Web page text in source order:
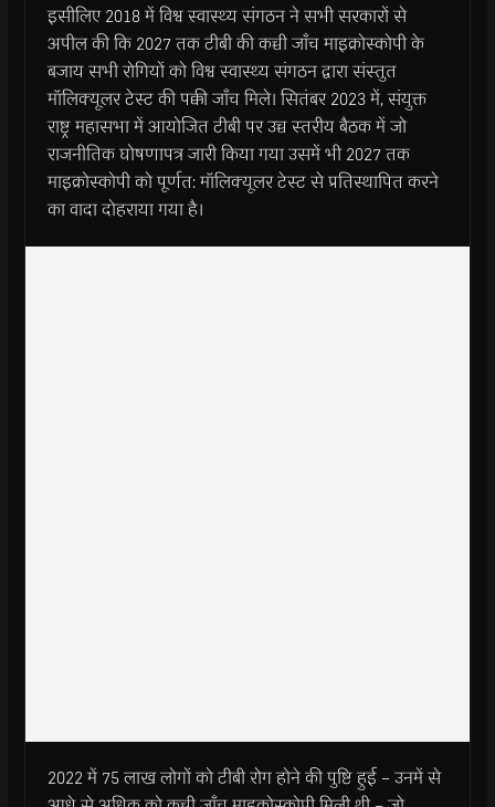
इसीलिए 2018 में विश्व स्वास्थ्य संगठन ने सभी सरकारों से
अपील की कि 2027 तक टीबी की कच्ची जाँच माइक्रोस्कोपी के
बजाय सभी रोगियों को विश्व स्वास्थ्य संगठन द्वारा संस्तुत
मॉलिक्यूलर टेस्ट की पक्की जाँच मिले। सितंबर 2023 में, संयुक्त
राष्ट्र महासभा में आयोजित टीबी पर उच्च स्तरीय बैठक में जो
राजनीतिक घोषणापत्र जारी किया गया उसमें भी 2027 तक
माइक्रोस्कोपी को पूर्णत: मॉलिक्यूलर टेस्ट से प्रतिस्थापित करने
का वादा दोहराया गया है।
2022 में 75 लाख लोगों को टीबी रोग होने की पुष्टि हुई – उनमें से